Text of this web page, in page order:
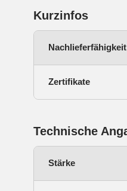
Kurzinfos
Nachlieferfähigkeit
Zertifikate
Technische
Stärke